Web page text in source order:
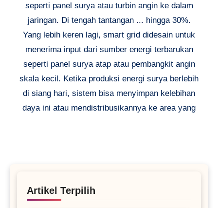
seperti panel surya atau turbin angin ke dalam
jaringan. Di tengah tantangan ... hingga 30%.
Yang lebih keren lagi, smart grid didesain untuk
menerima input dari sumber energi terbarukan
seperti panel surya atap atau pembangkit angin
skala kecil. Ketika produksi energi surya berlebih
di siang hari, sistem bisa menyimpan kelebihan
daya ini atau mendistribusikannya ke area yang
Artikel Terpilih